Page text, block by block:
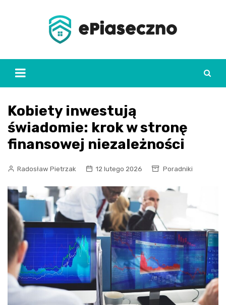
Kobiety inwestują
świadomie: krok w stronę
finansowej niezależności
Radosław Pietrzak 12 lutego 2026 Poradniki